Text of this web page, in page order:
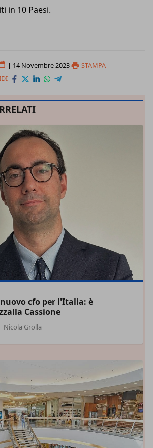
in 10 Paesi.
| 14 Novembre 2023
STAMPA
cfo per l'Italia: è
Cassione
Nicola Grolla